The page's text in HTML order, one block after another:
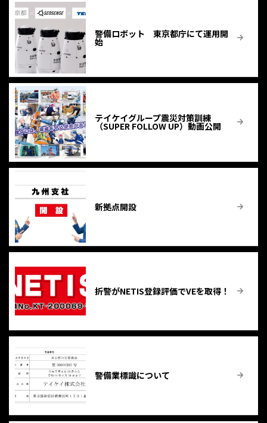
警備ロボット 東京都庁にて運用開
始
テイケイグループ震災対策訓練
（SUPER FOLLOW UP）動画公開
新拠点開設
折警がNETIS登録評価でVEを取得！
警備業標識について